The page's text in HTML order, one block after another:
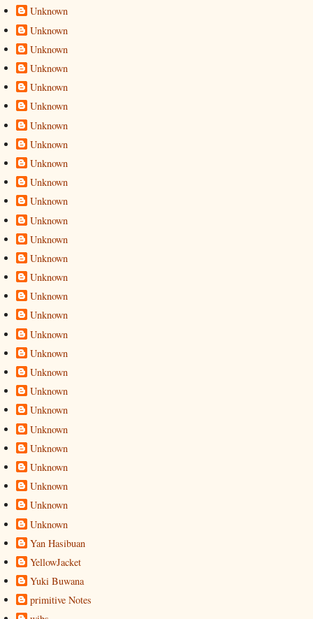
Unknown
Unknown
Unknown
Unknown
Unknown
Unknown
Unknown
Unknown
Unknown
Unknown
Unknown
Unknown
Unknown
Unknown
Unknown
Unknown
Unknown
Unknown
Unknown
Unknown
Unknown
Unknown
Unknown
Unknown
Unknown
Unknown
Unknown
Unknown
Yan Hasibuan
YellowJacket
Yuki Buwana
primitive Notes